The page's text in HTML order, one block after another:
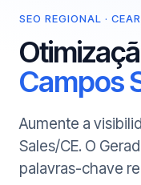
SEO REGIONAL ·
Campos
Aumente a
Sales/CE. O
palavras-chave